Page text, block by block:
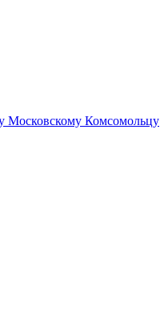
Московскому Комсомольцу